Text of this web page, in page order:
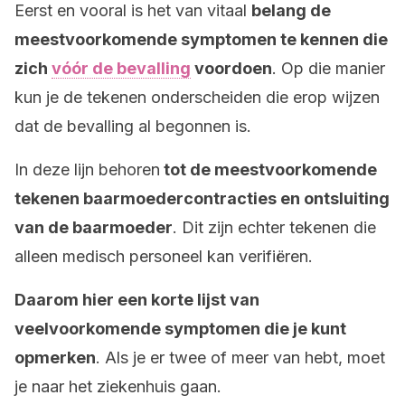
Eerst en vooral is het van vitaal belang de
meestvoorkomende symptomen te kennen die
zich vóór de bevalling voordoen. Op die manier
kun je de tekenen onderscheiden die erop wijzen
dat de bevalling al begonnen is.
In deze lijn behoren tot de meestvoorkomende
tekenen baarmoedercontracties en ontsluiting
van de baarmoeder. Dit zijn echter tekenen die
alleen medisch personeel kan verifiëren.
Daarom hier een korte lijst van
veelvoorkomende symptomen die je kunt
opmerken. Als je er twee of meer van hebt, moet
je naar het ziekenhuis gaan.